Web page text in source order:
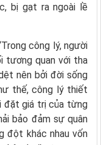
bị gạt ra ngoài lề
công lý, người
tương quan với tha
nên bởi đời sống
thế, công lý thiết
đặt giá trị của từng
bảo đảm sự quân
đột khác nhau vốn